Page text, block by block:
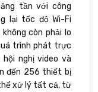
tần với công
lại tốc độ Wi-Fi
không còn phải lo
trình phát trực
nghị video và
đến 256 thiết bị
xử lý tất cả, từ